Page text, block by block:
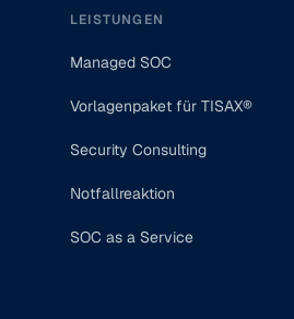
LEISTUNGEN
Managed SOC
Vorlagenpaket für TISAX®
Security Consulting
Notfallreaktion
SOC as a Service